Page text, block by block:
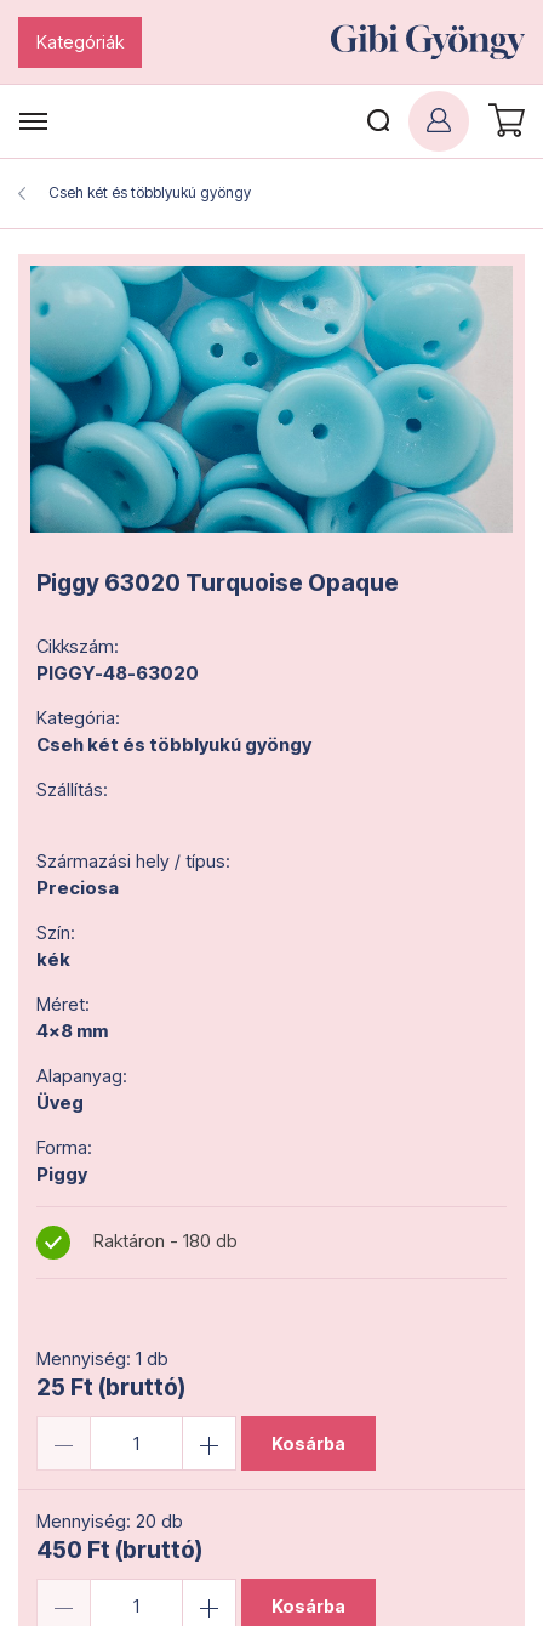
Kategóriák
Cseh két és többlyukú gyöngy
Piggy 63020 Turquoise Opaque
Cikkszám:
PIGGY-48-63020
Kategória:
Cseh két és többlyukú gyöngy
Szállítás:
Származási hely / típus:
Preciosa
Szín:
kék
Méret:
4x8 mm
Alapanyag:
Üveg
Forma:
Piggy
Raktáron - 180 db
Mennyiség: 1 db
25 Ft (bruttó)
Kosárba
Mennyiség: 20 db
450 Ft (bruttó)
Kosárba